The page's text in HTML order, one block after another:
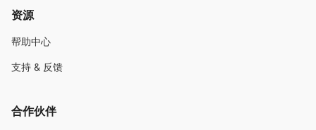
资源
帮助中心
支持 & 反馈
合作伙伴